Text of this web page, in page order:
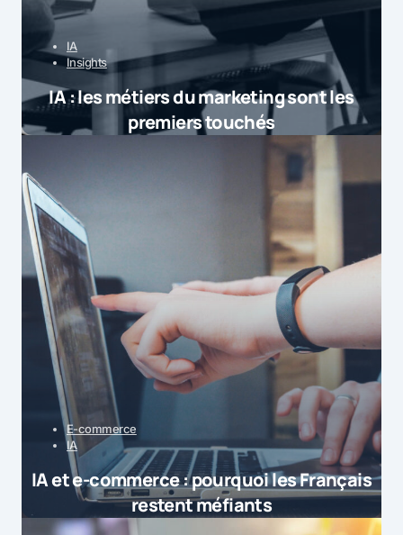
IA
Insights
IA : les métiers du marketing sont les
premiers touchés
E-commerce
IA
IA et e-commerce : pourquoi les Français
restent méfiants